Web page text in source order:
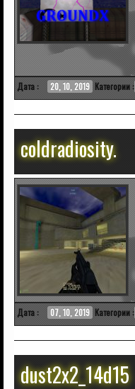
Дата : 20, 10, 2019 Категории :
coldradiosity.
Дата : 07, 10, 2019 Категории :
dust2x2_14d15